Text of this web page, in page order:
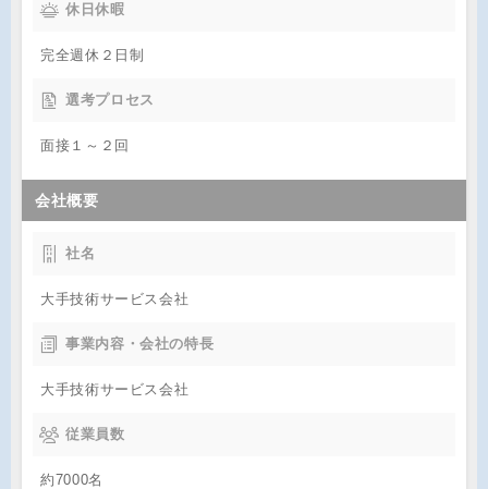
休日休暇
完全週休２日制
選考プロセス
面接１～２回
会社概要
社名
大手技術サービス会社
事業内容・会社の特長
大手技術サービス会社
従業員数
約7000名